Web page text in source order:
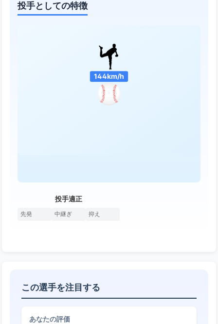
投手としての特徴
144km/h
投手適正
先発 中継ぎ 抑え
この選手を注目する
あなたの評価